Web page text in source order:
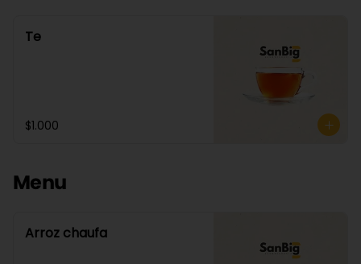
Te
$1.000
Menu
Arroz chaufa